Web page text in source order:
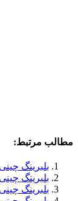
مطالب مرتبط:
بلبرینگ چینی
بلبرینگ چینی
بلبرینگ چینی